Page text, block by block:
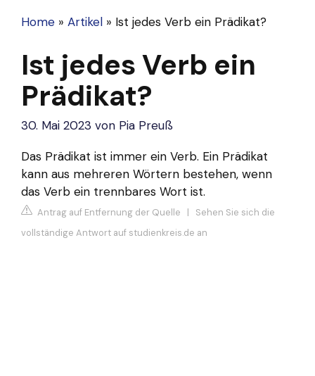
Home » Artikel » Ist jedes Verb ein Prädikat?
Ist jedes Verb ein
Prädikat?
30. Mai 2023 von Pia Preuß
Das Prädikat ist immer ein Verb. Ein Prädikat
kann aus mehreren Wörtern bestehen, wenn
das Verb ein trennbares Wort ist.
Antrag auf Entfernung der Quelle | Sehen Sie sich die
vollständige Antwort auf studienkreis.de an